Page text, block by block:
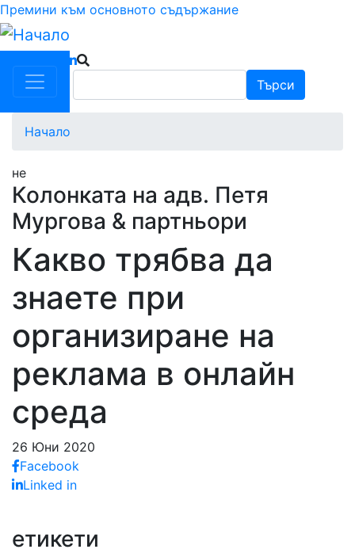
Премини към основното съдържание
Търси
Начало
не
Колонката на адв. Петя
Мургова & партньори
Какво трябва да
знаете при
организиране на
реклама в онлайн
среда
26 Юни 2020
Facebook
Linked in
етикети